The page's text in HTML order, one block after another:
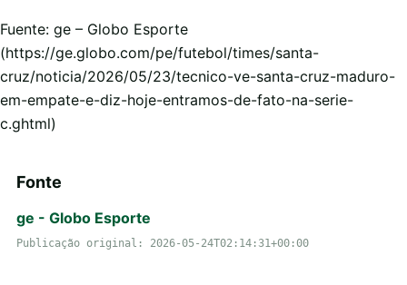
Fuente: ge – Globo Esporte
(https://ge.globo.com/pe/futebol/times/santa-
cruz/noticia/2026/05/23/tecnico-ve-santa-cruz-maduro-
em-empate-e-diz-hoje-entramos-de-fato-na-serie-
c.ghtml)
Fonte
ge - Globo Esporte
Publicação original: 2026-05-24T02:14:31+00:00